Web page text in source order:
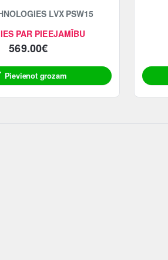
PAR PIEEJAMĪBU
LVX PSW15
569.00€
Pievienot grozam